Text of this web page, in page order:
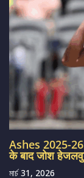
Ashes 2025-
के बाद जोश
মার্চ 31, 2026